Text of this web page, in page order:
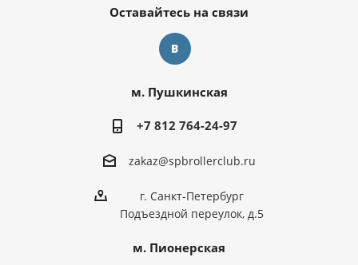
Оставайтесь на связи
м. Пушкинская
+7 812 764-24-97
zakaz@spbrollerclub.ru
г. Санкт-Петербург
Подъездной переулок, д.5
м. Пионерская